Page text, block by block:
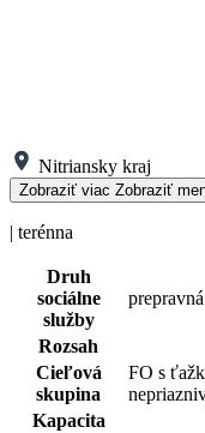
Nitriansky kraj
Zobraziť viac Zobraziť
| terénna
Druh
sociálne
služby
Rozsah
Cieľová
skupina
FO s
Kapacita